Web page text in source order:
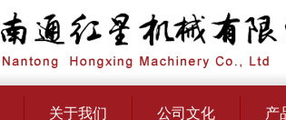
关于我们 公司文化 产